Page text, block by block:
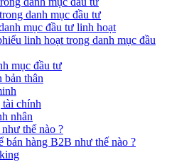
danh mục đầu tư
mục đầu tư linh hoạt
linh hoạt trong danh mục đầu
mục đầu tư
bản thân
chính
nhân
thế nào ?
hàng B2B như thế nào ?